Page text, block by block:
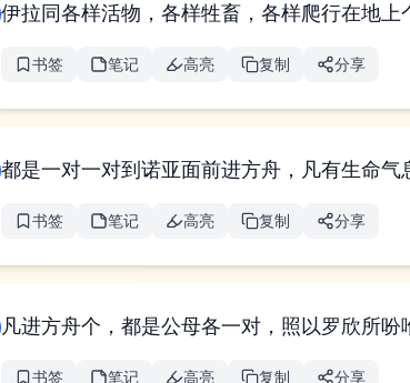
伊拉同各样活物，各样牲畜，各样爬行在地
书签 笔记 高亮 复制 分享
都是一对一对到诺亚面前进方舟，凡有生命气
书签 笔记 高亮 复制 分享
书签 笔记 高亮 复制 分享